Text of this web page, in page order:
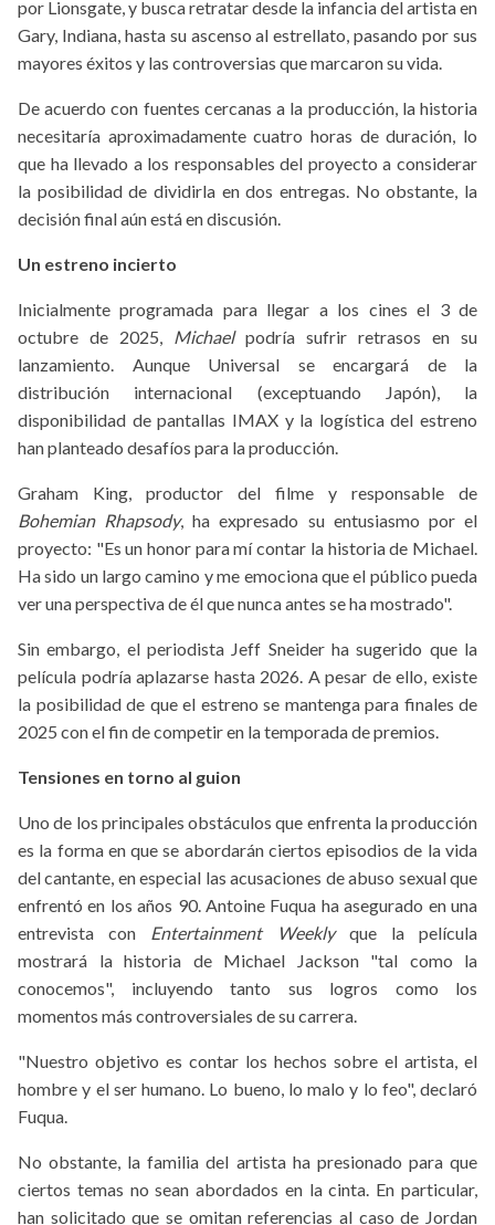
por Lionsgate, y busca retratar desde la infancia del artista en
Gary, Indiana, hasta su ascenso al estrellato, pasando por sus
mayores éxitos y las controversias que marcaron su vida.
De acuerdo con fuentes cercanas a la producción, la historia
necesitaría aproximadamente cuatro horas de duración, lo
que ha llevado a los responsables del proyecto a considerar
la posibilidad de dividirla en dos entregas. No obstante, la
decisión final aún está en discusión.
Un estreno incierto
Inicialmente programada para llegar a los cines el 3 de
octubre de 2025, Michaelpodría sufrir retrasos en su
lanzamiento. Aunque Universal se encargará de la
distribución internacional (exceptuando Japón), la
disponibilidad de pantallas IMAX y la logística del estreno
han planteado desafíos para la producción.
Graham King, productor del filme y responsable de
Bohemian Rhapsody, ha expresado su entusiasmo por el
proyecto: "Es un honor para mí contar la historia de Michael.
Ha sido un largo camino y me emociona que el público pueda
ver una perspectiva de él que nunca antes se ha mostrado".
Sin embargo, el periodista Jeff Sneider ha sugerido que la
película podría aplazarse hasta 2026. A pesar de ello, existe
la posibilidad de que el estreno se mantenga para finales de
2025 con el fin de competir en la temporada de premios.
Tensiones en torno al guion
Uno de los principales obstáculos que enfrenta la producción
es la forma en que se abordarán ciertos episodios de la vida
del cantante, en especial las acusaciones de abuso sexual que
enfrentó en los años 90. Antoine Fuqua ha asegurado en una
entrevista con Entertainment Weeklyque la película
mostrará la historia de Michael Jackson "tal como la
conocemos", incluyendo tanto sus logros como los
momentos más controversiales de su carrera.
"Nuestro objetivo es contar los hechos sobre el artista, el
hombre y el ser humano. Lo bueno, lo malo y lo feo", declaró
Fuqua.
No obstante, la familia del artista ha presionado para que
ciertos temas no sean abordados en la cinta. En particular,
han solicitado que se omitan referencias al caso de Jordan